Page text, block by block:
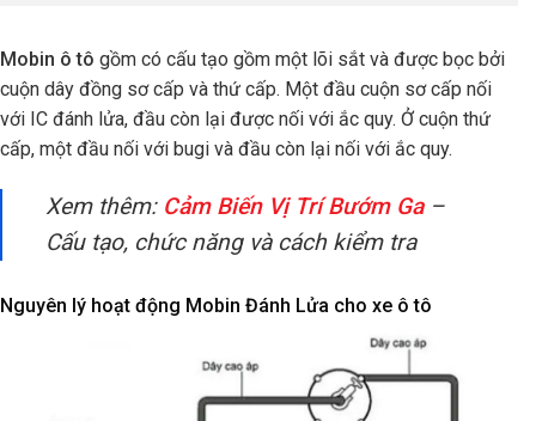
Mobin ô tô gồm có cấu tạo gồm một lõi sắt và được bọc bởi
cuộn dây đồng sơ cấp và thứ cấp. Một đầu cuộn sơ cấp nối
với IC đánh lửa, đầu còn lại được nối với ắc quy. Ở cuộn thứ
cấp, một đầu nối với bugi và đầu còn lại nối với ắc quy.
Xem thêm: Cảm Biến Vị Trí Bướm Ga–
Cấu tạo, chức năng và cách kiểm tra
Nguyên lý hoạt động Mobin Đánh Lửa cho xe ô tô